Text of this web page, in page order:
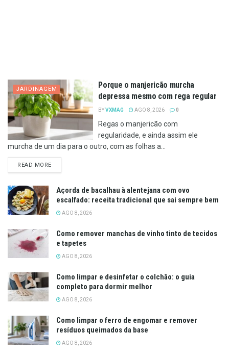
JARDINAGEM
Porque o manjericão murcha
depressa mesmo com rega regular
BYVXMAG AGO 8, 2026 0
Regas o manjericão com
regularidade, e ainda assim ele
murcha de um dia para o outro, com as folhas a...
READ MOREDETAILS
Açorda de bacalhau à alentejana com ovo
escalfado: receita tradicional que sai sempre bem
AGO 8, 2026
Como remover manchas de vinho tinto de tecidos
e tapetes
AGO 8, 2026
Como limpar e desinfetar o colchão: o guia
completo para dormir melhor
AGO 8, 2026
Como limpar o ferro de engomar e remover
resíduos queimados da base
AGO 8, 2026